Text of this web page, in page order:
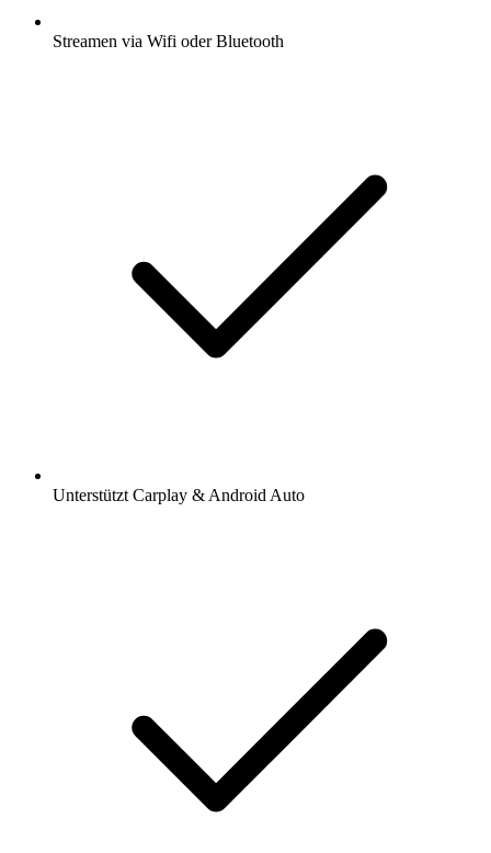
Streamen via Wifi oder Bluetooth
Unterstützt Carplay & Android Auto